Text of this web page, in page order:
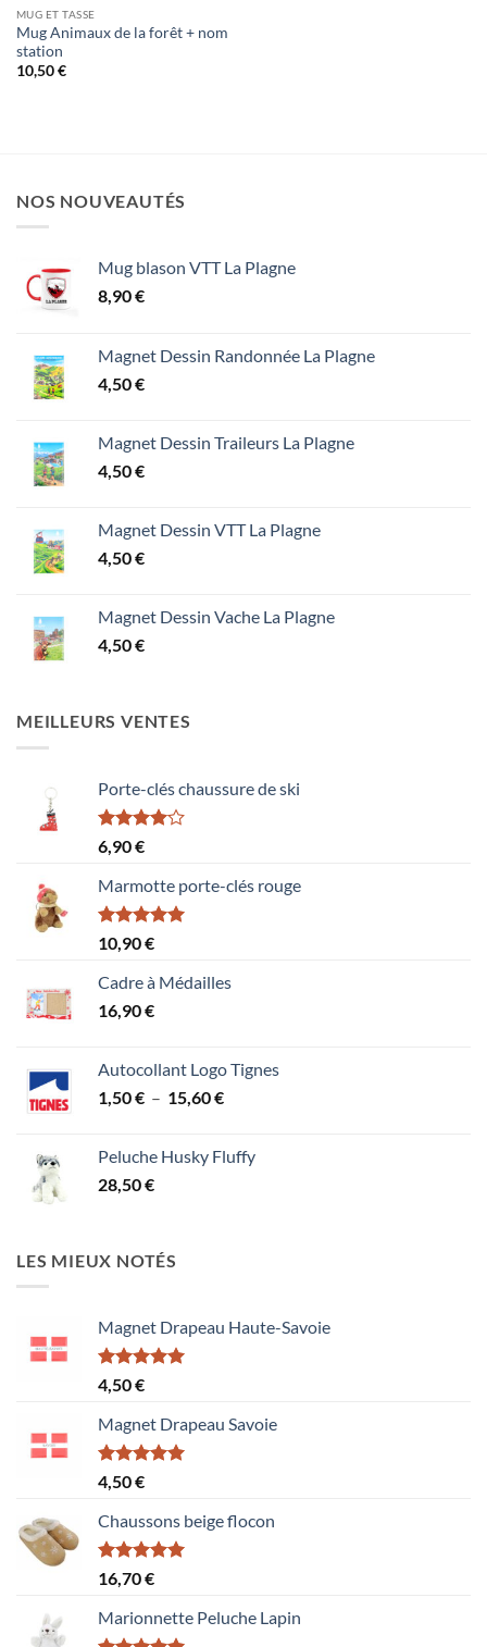
MUG ET TASSE
Mug Animaux de la forêt + nom
station
10,50€
NOS NOUVEAUTÉS
Mug blason VTT La Plagne
8,90€
Magnet Dessin Randonnée La Plagne
4,50€
Magnet Dessin Traileurs La Plagne
4,50€
Magnet Dessin VTT La Plagne
4,50€
Magnet Dessin Vache La Plagne
4,50€
MEILLEURS VENTES
Porte-clés chaussure de ski
Note
4.00
5
6,90€
Marmotte porte-clés rouge
Note5.00
sur 5
10,90€
Cadre à Médailles
16,90€
Autocollant Logo Tignes
1,50€ – 15,60€Plage
1,50 €
Peluche Husky Fluffy
28,50€
LES MIEUX NOTÉS
Magnet Drapeau Haute-Savoie
Note5.00
sur 5
4,50€
Magnet Drapeau Savoie
Note5.00
sur 5
4,50€
Chaussons beige flocon
Note5.00
sur 5
16,70€
Marionnette Peluche Lapin